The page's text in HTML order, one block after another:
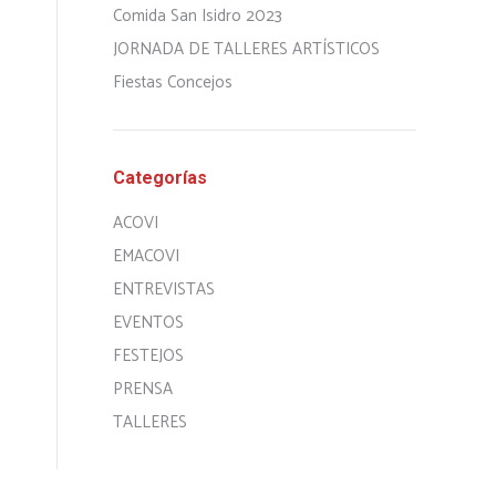
Comida San Isidro 2023
JORNADA DE TALLERES ARTÍSTICOS
Fiestas Concejos
Categorías
ACOVI
EMACOVI
ENTREVISTAS
EVENTOS
FESTEJOS
PRENSA
TALLERES